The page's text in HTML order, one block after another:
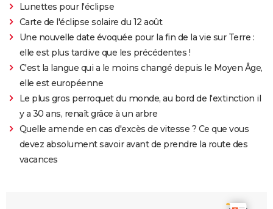
Lunettes pour l'éclipse
Carte de l'éclipse solaire du 12 août
Une nouvelle date évoquée pour la fin de la vie sur Terre :
elle est plus tardive que les précédentes !
C'est la langue qui a le moins changé depuis le Moyen Âge,
elle est européenne
Le plus gros perroquet du monde, au bord de l'extinction il
y a 30 ans, renaît grâce à un arbre
Quelle amende en cas d'excès de vitesse ? Ce que vous
devez absolument savoir avant de prendre la route des
vacances